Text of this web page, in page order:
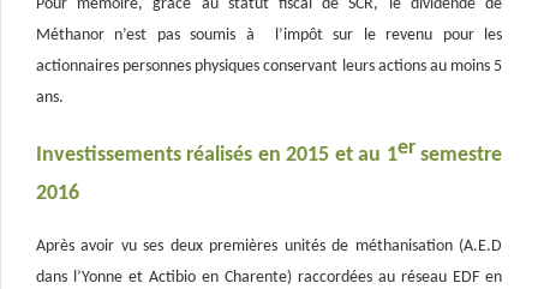
Pour mémoire, grâce au statut fiscal de SCR, le dividende de
Méthanor n’est pas soumis à l’impôt sur le revenu pour les
actionnaires personnes physiques conservant leurs actions au moins 5
ans.
Investissements réalisés en 2015 et au 1er semestre
2016
Après avoir vu ses deux premières unités de méthanisation (A.E.D
dans l’Yonne et Actibio en Charente) raccordées au réseau EDF en